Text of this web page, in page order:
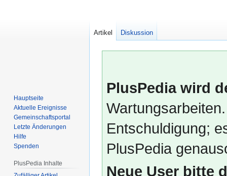
PlusPedia wird
Entschuldigung;
PlusPedia
Neue User bitte
Artikel Diskussion
Hauptseite
Aktuelle Ereignisse
Gemeinschafts­portal
Letzte Änderungen
Hilfe
Spenden
PlusPedia Inhalte